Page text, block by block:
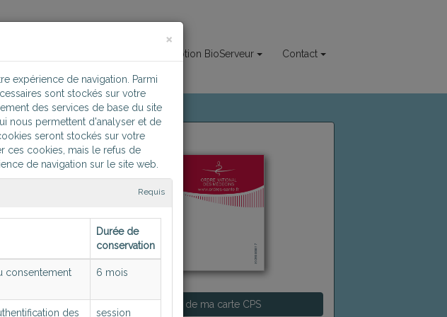
Inscription BioServeur Contact
Me connecter à l'aide de ma carte CPS
×
expérience de navigation. Parmi
sont stockés sur votre
des services de base du site
nous permettent d'analyser et de
seront stockés sur votre
ces cookies, mais le refus de
de navigation sur le site web.
Requis
Durée de
conservation
consentement
6 mois
des
session